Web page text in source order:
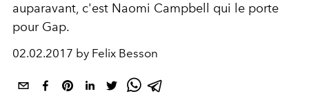
auparavant, c'est Naomi Campbell qui le porte
pour Gap.
02.02.2017 by Felix Besson